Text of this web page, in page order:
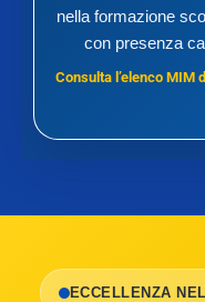
nella formazione
con presenza
Consulta l’elenco MIM
ECCELLENZA